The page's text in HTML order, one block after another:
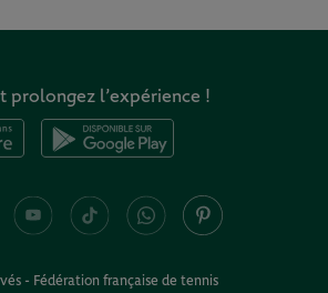
prolongez l’expérience !
- Fédération française de tennis